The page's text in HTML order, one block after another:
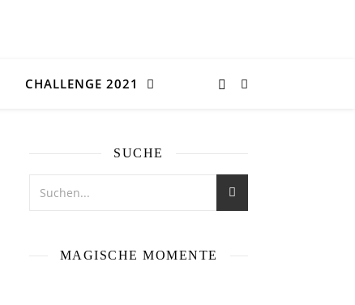
CHALLENGE 2021
SUCHE
MAGISCHE MOMENTE